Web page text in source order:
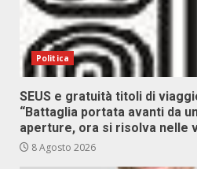
Politica
SEUS e gratuità titoli di
“Battaglia portata avanti da
aperture, ora si risolva nelle
8 Agosto 2026